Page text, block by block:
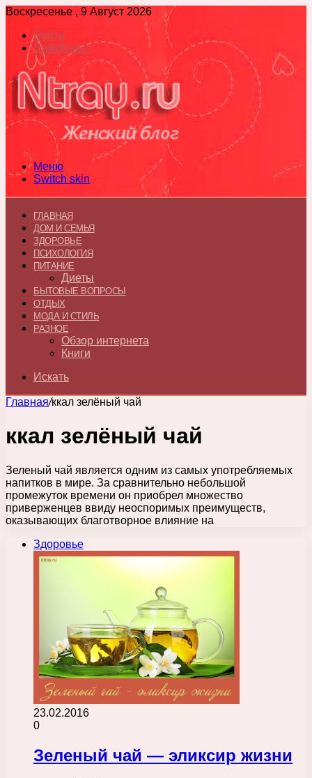
Воскресенье , 9 Август 2026
Войти
Switch skin
Меню
Switch skin
ГЛАВНАЯ
ДОМ И СЕМЬЯ
ЗДОРОВЬЕ
ПСИХОЛОГИЯ
ПИТАНИЕ
Диеты
БЫТОВЫЕ ВОПРОСЫ
ОТДЫХ
МОДА И СТИЛЬ
РАЗНОЕ
Обзор интернета
Книги
Искать
Главная/ккал зелёный чай
ккал зелёный чай
Зеленый чай является одним из самых употребляемых
напитков в мире. За сравнительно небольшой
промежуток времени он приобрел множество
приверженцев ввиду неоспоримых преимуществ,
оказывающих благотворное влияние на
Здоровье
23.02.2016
0
Зеленый чай — эликсир жизни